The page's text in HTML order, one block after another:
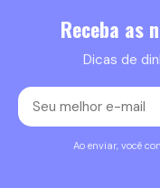
Receba as
Dicas de
Ao enviar, você